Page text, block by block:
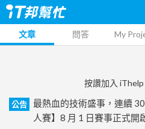
文章 問答 My
按讚加入
公告
最熱血的技術盛事，連續
人賽】8 月 1 日賽事正式開